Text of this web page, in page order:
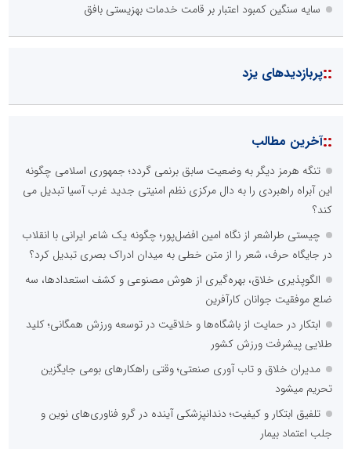
سایه سنگین کمبود اعتبار بر قامت خدمات بهزیستی بافق
::پربازدیدهای یزد
::آخرین مطالب
تنگه هرمز دیگر به وضعیت سابق برنمی گردد؛ جمهوری اسلامی چگونه
این آبراه راهبردی را به دال مرکزی نظم امنیتی جدید غرب آسیا تبدیل می
کند؟
چیستی طراشعر از نگاه امین افضل‌پور؛ چگونه یک شاعر ایرانی با انقلاب
در جایگاه حرف، شعر را از متن خطی به میدان ادراک بصری تبدیل کرد؟
الگوپذیری خلاق، بهره‌گیری از هوش مصنوعی و کشف استعدادها، سه
ضلع موفقیت جوانان کارآفرین
ابتکار در حمایت از باشگاه‌ها و خلاقیت در توسعه ورزش همگانی؛ کلید
طلایی پیشرفت ورزش کشور
مدیران خلاق و تاب آوری صنعتی؛ وقتی راهکارهای بومی جایگزین
تحریم میشود
تلفیق ابتکار و کیفیت؛ دندانپزشکی آینده در گرو فناوری‌های نوین و
جلب اعتماد بیمار